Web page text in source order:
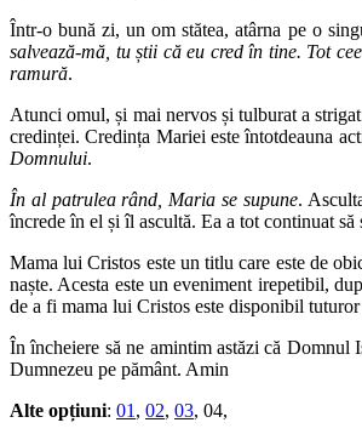
Într-o bună zi, un om stătea, atârna pe o
salvează-mă, tu știi că eu cred în tine. Tot
ramură.
Atunci omul, și mai nervos și tulburat a
credinței. Credința Mariei este întotdeauna
Domnului.
În al patrulea rând, Maria se supune.
încrede în el și îl ascultă. Ea a tot continuat să
Mama lui Cristos este un titlu care este de
naște. Acesta este un eveniment irepetibil,
de a fi mama lui Cristos este disponibil
În încheiere să ne amintim astăzi că
Dumnezeu pe pământ. Amin
Alte opțiuni: 01 , 02, 03, 04,